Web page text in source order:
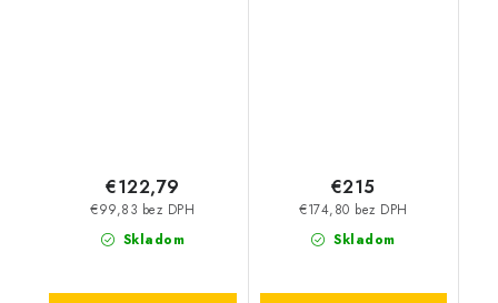
Skladom
€99,83 bez DPH
€122,79
Skladom
€174,80 bez DPH
€215